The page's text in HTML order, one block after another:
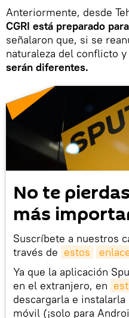
Anteriormente, desde
CGRI está preparado
señalaron que, si se
naturaleza del conflicto
serán diferentes.
No te
más
Suscríbete a nuestros
través de estos
Ya que la aplicación
en el extranjero, en
descargarla e
móvil (¡solo para